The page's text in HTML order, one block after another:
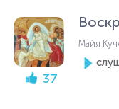
37
Майя